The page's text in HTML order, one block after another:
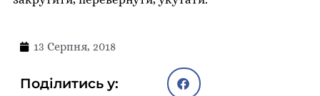
13 Серпня, 2018
Поділитись у: